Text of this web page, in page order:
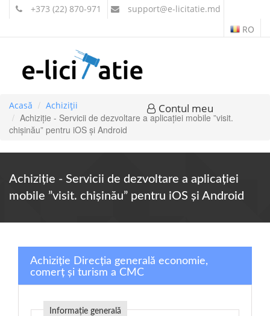
+373 (22) 870-971 support@e-licitatie.md
RO
Contul meu
Acasă Achiziții
Achiziție - Servicii de dezvoltare a aplicației mobile ”visit.
chișinău” pentru iOS și Android
Achiziție - Servicii de dezvoltare a aplicației
mobile ”visit. chișinău” pentru iOS și Android
Achiziție Direcția generală economie,
comerț și turism a CMC
Informație generală